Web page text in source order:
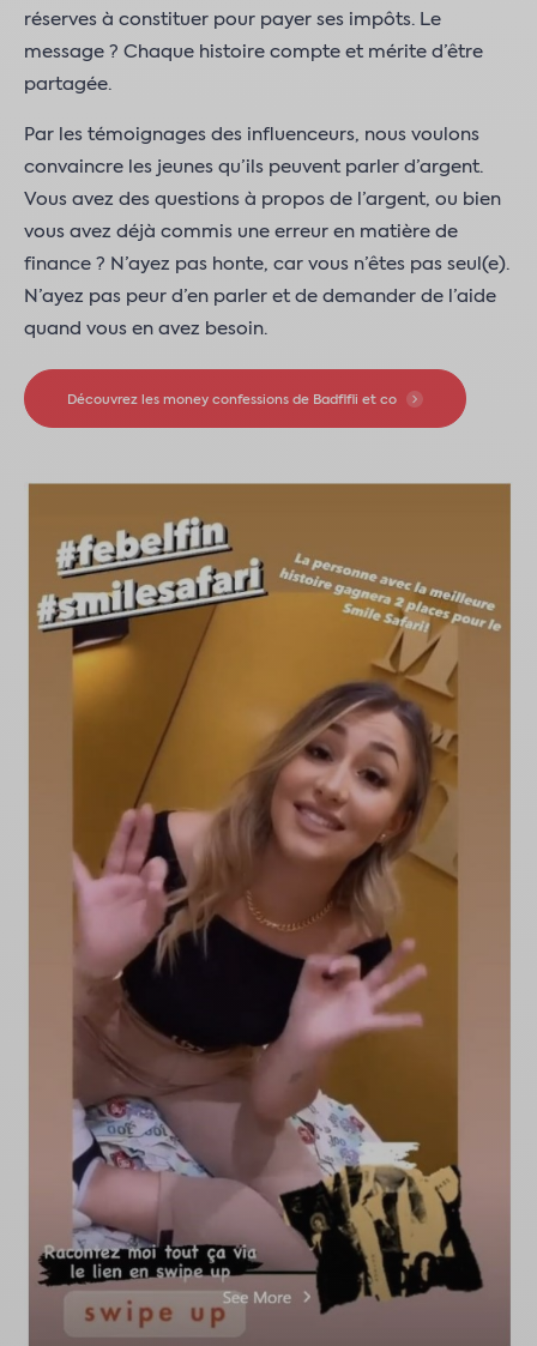
réserves à constituer pour payer ses impôts. Le
message ? Chaque histoire compte et mérite d’être
partagée.
Par les témoignages des influenceurs, nous voulons
convaincre les jeunes qu’ils peuvent parler d’argent.
Vous avez des questions à propos de l’argent, ou bien
vous avez déjà commis une erreur en matière de
finance ? N’ayez pas honte, car vous n’êtes pas seul(e).
N’ayez pas peur d’en parler et de demander de l’aide
quand vous en avez besoin.
Découvrez les money confessions de Badfifii et co